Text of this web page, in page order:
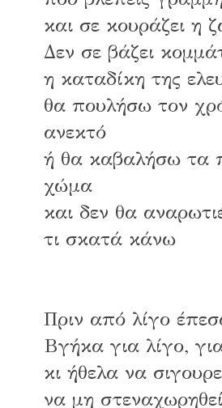
και σε κουράζει η
Δεν σε βάζει
η καταδίκη της
θα πουλήσω τον
ανεκτό
ή θα καβαλήσω τα
χώμα
και δεν θα
τι σκατά κάνω
Πριν από λίγο
Βγήκα για λίγο,
κι ήθελα να
να μη